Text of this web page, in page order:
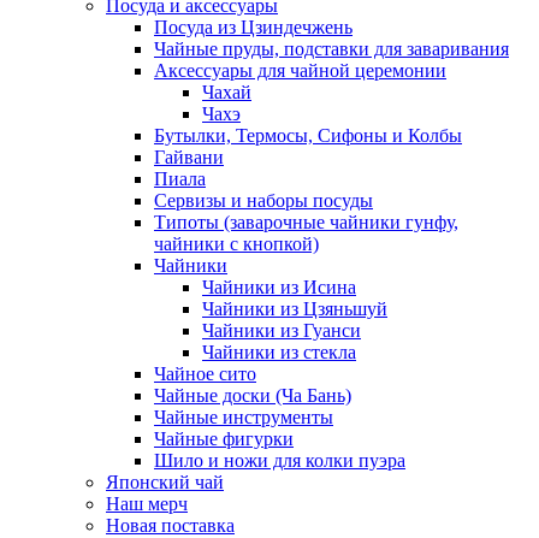
Посуда и аксессуары
Посуда из Цзиндечжень
Чайные пруды, подставки для заваривания
Аксессуары для чайной церемонии
Чахай
Чахэ
Бутылки, Термосы, Сифоны и Колбы
Гайвани
Пиала
Сервизы и наборы посуды
Типоты (заварочные чайники гунфу,
чайники с кнопкой)
Чайники
Чайники из Исина
Чайники из Цзяньшуй
Чайники из Гуанси
Чайники из стекла
Чайное сито
Чайные доски (Ча Бань)
Чайные инструменты
Чайные фигурки
Шило и ножи для колки пуэра
Японский чай
Наш мерч
Новая поставка